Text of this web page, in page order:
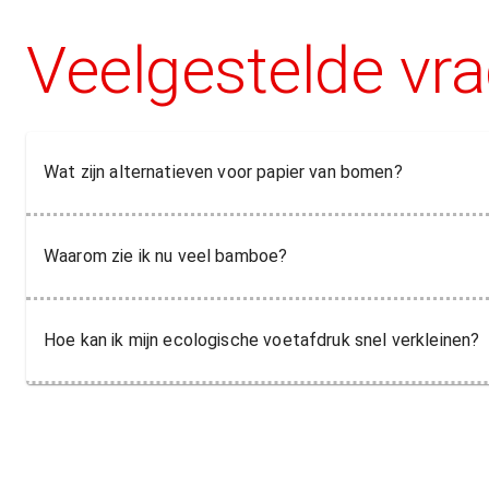
Veelgestelde
Wat zijn alternatieven voor papier van bomen?
Waarom zie ik nu veel bamboe?
Hoe kan ik mijn ecologische voetafdruk snel verkleinen?